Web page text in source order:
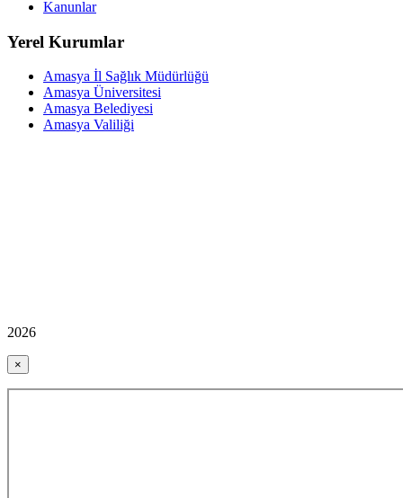
Kanunlar
Yerel Kurumlar
Amasya İl Sağlık Müdürlüğü
Amasya Üniversitesi
Amasya Belediyesi
Amasya Valiliği
2026
×